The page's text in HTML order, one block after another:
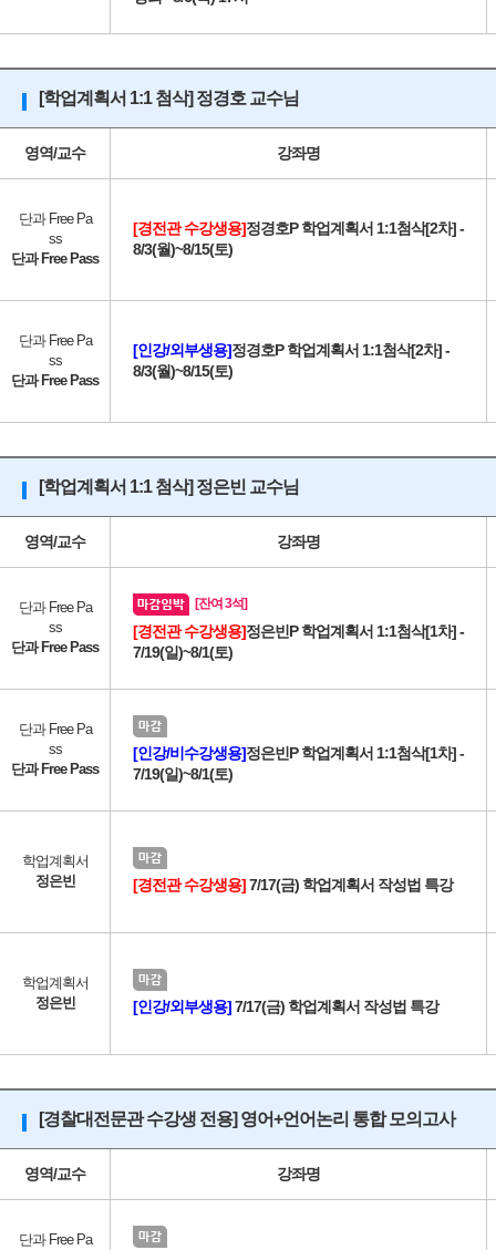
[학업계획서 1:1 첨삭] 정경호 교수님
영역/교수 강좌명
단과 Free Pa
ss
단과 Free Pass
[경전관 수강생용]정경호P 학업계획서 1:1첨삭[2차] -
8/3(월)~8/15(토)
단과 Free Pa
ss
단과 Free Pass
[인강/외부생용]정경호P 학업계획서 1:1첨삭[2차] -
8/3(월)~8/15(토)
[학업계획서 1:1 첨삭] 정은빈 교수님
영역/교수 강좌명
단과 Free Pa
ss
단과 Free Pass
[잔여 3석]
[경전관 수강생용]정은빈P 학업계획서 1:1첨삭[1차] -
7/19(일)~8/1(토)
단과 Free Pa
ss
단과 Free Pass
[인강/비수강생용]정은빈P 학업계획서 1:1첨삭[1차] -
7/19(일)~8/1(토)
학업계획서
정은빈
[경전관 수강생용]7/17(금) 학업계획서 작성법 특강
학업계획서
정은빈
[인강/외부생용]7/17(금) 학업계획서 작성법 특강
[경찰대전문관 수강생 전용] 영어+언어논리 통합 모의고사
영역/교수 강좌명
단과 Free Pa